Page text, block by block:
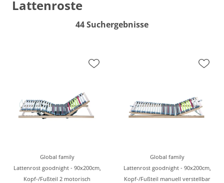
Lattenroste
44 Suchergebnisse
Global family
Lattenrost goodnight - 90x200cm,
Kopf-/Fußteil 2 motorisch
Global family
Lattenrost goodnight - 90x200cm,
Kopf-/Fußteil manuell verstellbar